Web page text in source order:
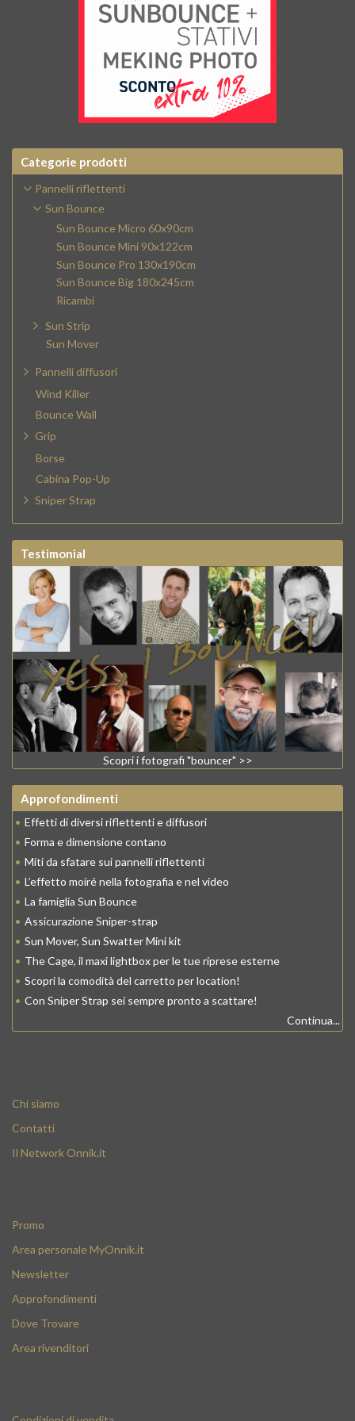
Categorie prodotti
Pannelli riflettenti
Sun Bounce
Sun Bounce Micro 60x90cm
Sun Bounce Mini 90x122cm
Sun Bounce Pro 130x190cm
Sun Bounce Big 180x245cm
Ricambi
Sun Strip
Sun Mover
Pannelli diffusori
Wind Killer
Bounce Wall
Grip
Borse
Cabina Pop-Up
Sniper Strap
Testimonial
Scopri i fotografi "bouncer" >>
Approfondimenti
• Effetti di diversi riflettenti e diffusori
• Forma e dimensione contano
• Miti da sfatare sui pannelli riflettenti
• L’effetto moiré nella fotografia e nel video
• La famiglia Sun Bounce
• Assicurazione Sniper-strap
• Sun Mover, Sun Swatter Mini kit
• The Cage, il maxi lightbox per le tue riprese esterne
• Scopri la comodità del carretto per location!
• Con Sniper Strap sei sempre pronto a scattare!
Continua...
Chi siamo
Contatti
Il Network Onnik.it
Promo
Area personale MyOnnik.it
Newsletter
Approfondimenti
Dove Trovare
Area rivenditori